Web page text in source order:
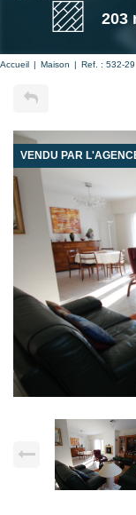
203
Accueil Maison Ref. : 532-29
VENDU PAR